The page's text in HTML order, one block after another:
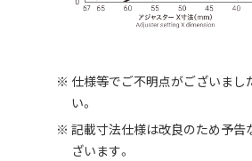
仕様等でご不明点がございまし
い。
記載寸法仕様は改良のため予告
ざいます。